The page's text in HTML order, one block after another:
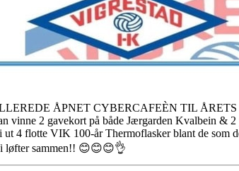
ÅPNET CYBERCAFEÈN TIL ÅRETS
vinne 2 gavekort på både Jærgarden Kvalbein &
ut 4 flotte VIK 100-år Thermoflasker blant de
løfter sammen!! 😊😊😊👌